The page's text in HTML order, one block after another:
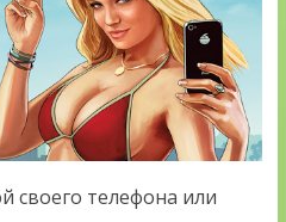
своего телефона или